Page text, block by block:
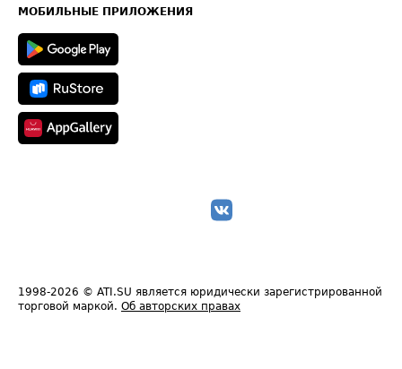
Техническая информация
МОБИЛЬНЫЕ ПРИЛОЖЕНИЯ
1998-2026 © ATI.SU является юридически зарегистрированной
торговой маркой. Об авторских правах